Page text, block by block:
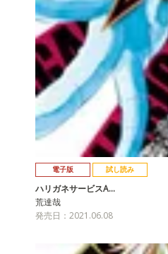
電子版 試し読み
ハリガネサービスA…
荒達哉
発売日：2021.06.08